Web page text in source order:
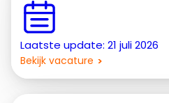
Laatste update: 21 juli 2026
Bekijk vacature